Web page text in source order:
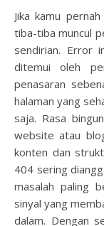
Jika kamu pernah membuka sebuah halaman website lalu
tiba-tiba muncul
sendirian. Error
ditemui oleh
penasaran
halaman yang
saja. Rasa
website atau
konten dan
404 sering
masalah paling
sinyal yang
dalam. Dengan